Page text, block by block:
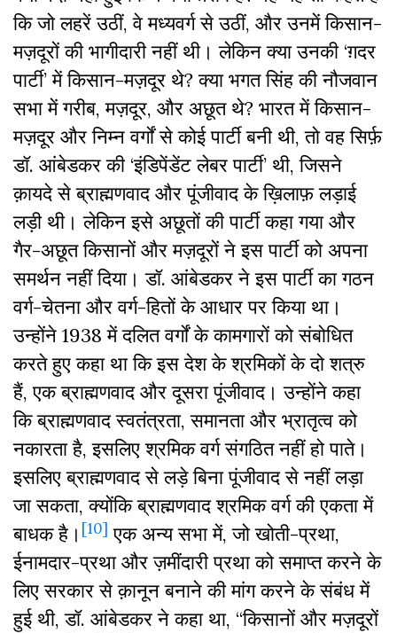
कि जो लहरें उठीं, वे मध्यवर्ग से उठीं, और उनमें किसान-
मज़दूरों की भागीदारी नहीं थी। लेकिन क्या उनकी ‘ग़दर
पार्टी’ में किसान-मज़दूर थे? क्या भगत सिंह की नौजवान
सभा में गरीब, मज़दूर, और अछूत थे? भारत में किसान-
मज़दूर और निम्न वर्गों से कोई पार्टी बनी थी, तो वह सिर्फ़
डॉ. आंबेडकर की ‘इंडिपेंडेंट लेबर पार्टी’ थी, जिसने
क़ायदे से ब्राह्मणवाद और पूंजीवाद के ख़िलाफ़ लड़ाई
लड़ी थी। लेकिन इसे अछूतों की पार्टी कहा गया और
गैर-अछूत किसानों और मज़दूरों ने इस पार्टी को अपना
समर्थन नहीं दिया। डॉ. आंबेडकर ने इस पार्टी का गठन
वर्ग-चेतना और वर्ग-हितों के आधार पर किया था।
उन्होंने 1938 में दलित वर्गों के कामगारों को संबोधित
करते हुए कहा था कि इस देश के श्रमिकों के दो शत्रु
हैं, एक ब्राह्मणवाद और दूसरा पूंजीवाद। उन्होंने कहा
कि ब्राह्मणवाद स्वतंत्रता, समानता और भ्रातृत्व को
नकारता है, इसलिए श्रमिक वर्ग संगठित नहीं हो पाते।
इसलिए ब्राह्मणवाद से लड़े बिना पूंजीवाद से नहीं लड़ा
जा सकता, क्योंकि ब्राह्मणवाद श्रमिक वर्ग की एकता में
बाधक है। [10] एक अन्य सभा में, जो खोती-प्रथा,
ईनामदार-प्रथा और ज़मींदारी प्रथा को समाप्त करने के
लिए सरकार से क़ानून बनाने की मांग करने के संबंध में
हुई थी, डॉ. आंबेडकर ने कहा था, “किसानों और मज़दूरों